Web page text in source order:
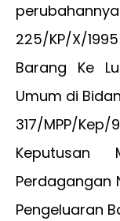
225/KP/X/
Barang Ke
Umum di
317/MPP/
Keputusan
Perdagangan
Pengeluaran